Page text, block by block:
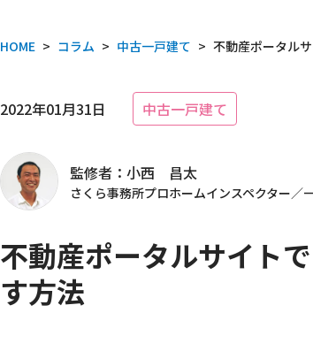
サービス一覧
マンション向けサービス
共通サービス
調査系オプション
お知らせ・プレスリリース
プレスリリース
さくら事務所について
理念・行動指針
ISO 9001認証取得
テレビ出演・メディア掲載履歴
HOME > コラム > 中古一戸建て > 不動産ポータル
2022年01月31日 中古一戸建て
監修者：小西 昌太
さくら事務所プロホームインスペクター／
不動産ポータルサイト
す方法